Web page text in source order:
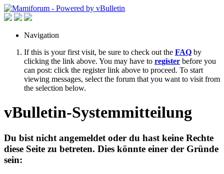
Navigation
If this is your first visit, be sure to check out the FAQ by
clicking the link above. You may have to register before you
can post: click the register link above to proceed. To start
viewing messages, select the forum that you want to visit from
the selection below.
vBulletin-Systemmitteilung
Du bist nicht angemeldet oder du hast keine Rechte
diese Seite zu betreten. Dies könnte einer der Gründe
sein: